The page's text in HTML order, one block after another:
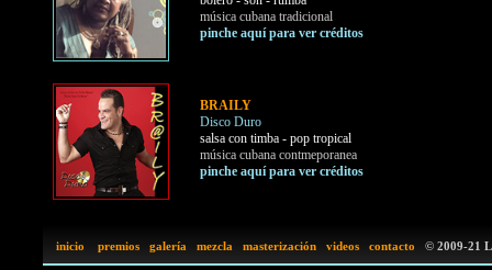
música cubana tradicional
pinche aquí para ver créditos
BRAILY
Disco Duro
salsa con timba - pop tropical
música cubana contmeporanea
pinche aquí para ver créditos
inicio premios galería mezcla masterización videos contacto © 2009-21